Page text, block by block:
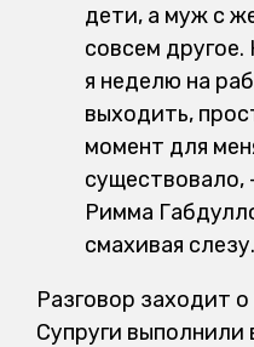
дети, а муж с
совсем другое.
я неделю на
выходить,
момент для
существовало,
Римма
смахивая слезу.
Разговор заходит
Супруги